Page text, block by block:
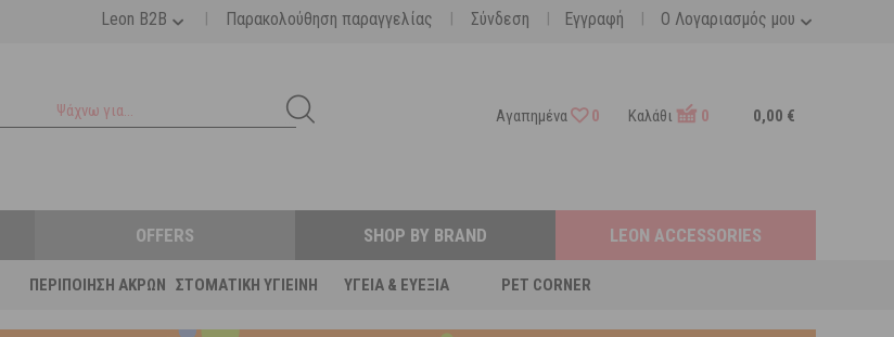
Ο Λογαριασμός μου
Leon B2B | Παρακολούθηση παραγγελίας | Σύνδεση | Εγγραφή |
Αγαπημένα 0 Καλάθι 0 0,00 €
ΠΕΡΙΠΟΊΗΣΗ ΆΚΡΩΝ ΣΤΟΜΑΤΙΚΉ ΥΓΙΕΙΝΉ ΥΓΕΊΑ & ΕΥΕΞΊΑ PET CORNER
OFFERS SHOP BY BRAND LEON ACCESSORIES